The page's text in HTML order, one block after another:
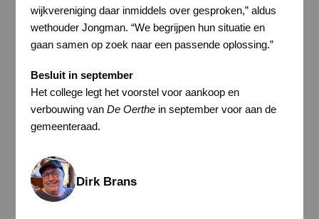
wijkvereniging daar inmiddels over gesproken,” aldus
wethouder Jongman. “We begrijpen hun situatie en
gaan samen op zoek naar een passende oplossing.”
Besluit in september
Het college legt het voorstel voor aankoop en
verbouwing van De Oerthein september voor aan de
gemeenteraad.
Dirk Brans